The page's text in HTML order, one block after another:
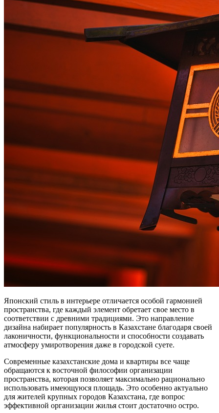
Японский стиль в интерьере отличается особой гармонией
пространства, где каждый элемент обретает свое место в
соответствии с древними традициями. Это направление
дизайна набирает популярность в Казахстане благодаря своей
лаконичности, функциональности и способности создавать
атмосферу умиротворения даже в городской суете.
Современные казахстанские дома и квартиры все чаще
обращаются к восточной философии организации
пространства, которая позволяет максимально рационально
использовать имеющуюся площадь. Это особенно актуально
для жителей крупных городов Казахстана, где вопрос
эффективной организации жилья стоит достаточно остро.